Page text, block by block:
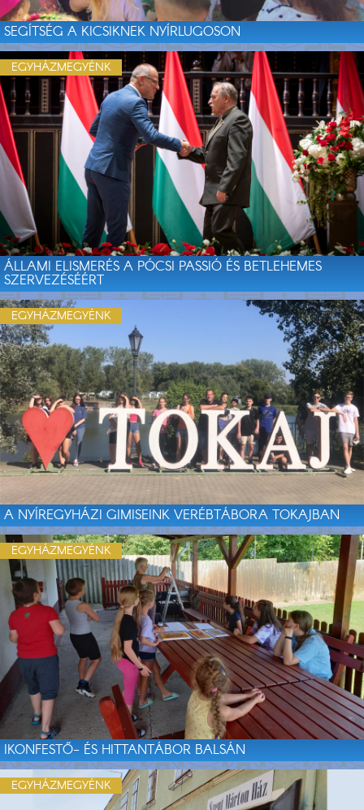
SEGÍTSÉG A KICSIKNEK NYÍRLUGOSON
ÁLLAMI ELISMERÉS A PÓCSI PASSIÓ ÉS BETLEHEMES
SZERVEZÉSÉÉRT
EGYHÁZMEGYÉNK
A NYÍREGYHÁZI GIMISEINK VERÉBTÁBORA TOKAJBAN
EGYHÁZMEGYÉNK
IKONFESTŐ- ÉS HITTANTÁBOR BALSÁN
EGYHÁZMEGYÉNK
EGYHÁZMEGYÉNK